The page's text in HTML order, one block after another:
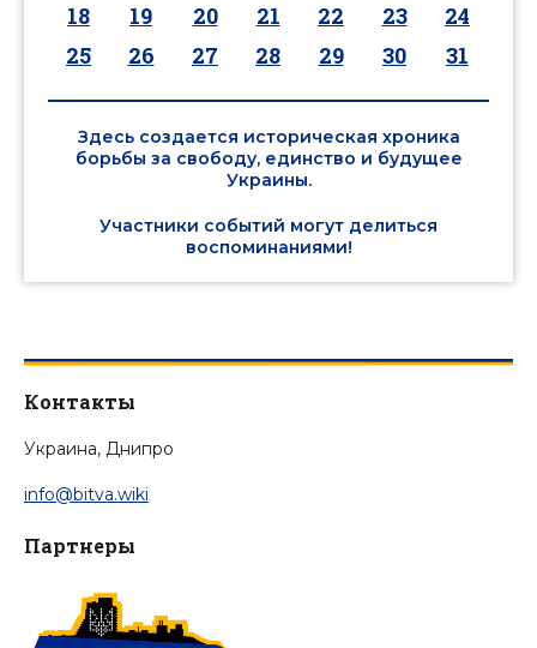
18
19 20 21 22 23
24
25
26 27 28 29 30 31
Здесь создается историческая хроника
борьбы за свободу, единство и будущее
Украины.
Участники событий могут делиться
воспоминаниями!
Контакты
Украина, Днипро
info@bitva.wiki
Партнеры